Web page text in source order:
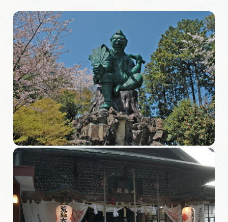
スポット・体験
イベント
グルメ
旅の予約
アクセス
インフォメーション
ぎふ旅レポーター記事
早わかり岐阜
行きたいリストを見る